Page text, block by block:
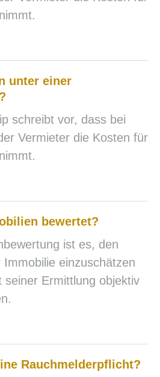
unter einer
schreibt vor, dass bei
Vermieter die Kosten für
bewertet?
ist es, den
Immobilie einzuschätzen
seiner Ermittlung objektiv
Rauchmelderpflicht?